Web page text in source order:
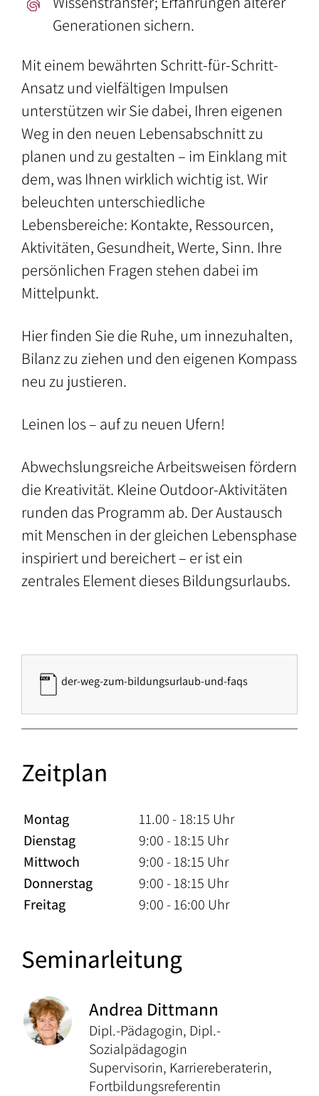
Generationen sichern.
Mit einem bewährten Schritt-für-Schritt-
Ansatz und vielfältigen Impulsen
unterstützen wir Sie dabei, Ihren eigenen
Weg in den neuen Lebensabschnitt zu
planen und zu gestalten – im Einklang mit
dem, was Ihnen wirklich wichtig ist. Wir
beleuchten unterschiedliche
Lebensbereiche: Kontakte, Ressourcen,
Aktivitäten, Gesundheit, Werte, Sinn. Ihre
persönlichen Fragen stehen dabei im
Mittelpunkt.
Hier finden Sie die Ruhe, um innezuhalten,
Bilanz zu ziehen und den eigenen Kompass
neu zu justieren.
Leinen los – auf zu neuen Ufern!
Abwechslungsreiche Arbeitsweisen fördern
die Kreativität. Kleine Outdoor-Aktivitäten
runden das Programm ab. Der Austausch
mit Menschen in der gleichen Lebensphase
inspiriert und bereichert – er ist ein
zentrales Element dieses Bildungsurlaubs.
der-weg-zum-bildungsurlaub-und-faqs
Zeitplan
Montag
11.00 - 18:15 Uhr
Dienstag
9:00 - 18:15 Uhr
Mittwoch
9:00 - 18:15 Uhr
Donnerstag
9:00 - 18:15 Uhr
Freitag
9:00 - 16:00 Uhr
Seminarleitung
Andrea Dittmann
Dipl.-Pädagogin, Dipl.-
Sozialpädagogin
Supervisorin, Karriereberaterin,
Fortbildungsreferentin